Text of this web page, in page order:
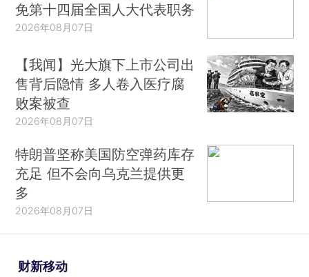
免第十四届全国人大代表职务
2026年08月07日
【我闻】光大旗下上市公司出
售背后隐情 多人卷入医疗腐
败案被查
2026年08月07日
特朗普坚称美国防空弹药库存
充足 但不会向乌克兰提供更
多
2026年08月07日
财新移动